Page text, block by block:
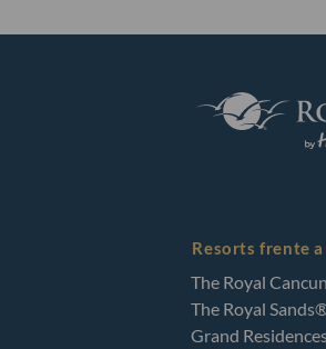
Resorts frente
The Royal
The Royal
Grand